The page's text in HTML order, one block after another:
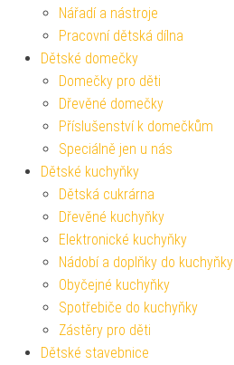
Nářadí a nástroje
Pracovní dětská dílna
Dětské domečky
Domečky pro děti
Dřevěné domečky
Příslušenství k domečkům
Speciálně jen u nás
Dětské kuchyňky
Dětská cukrárna
Dřevěné kuchyňky
Elektronické kuchyňky
Nádobí a doplňky do kuchyňky
Obyčejné kuchyňky
Spotřebiče do kuchyňky
Zástěry pro děti
Dětské stavebnice